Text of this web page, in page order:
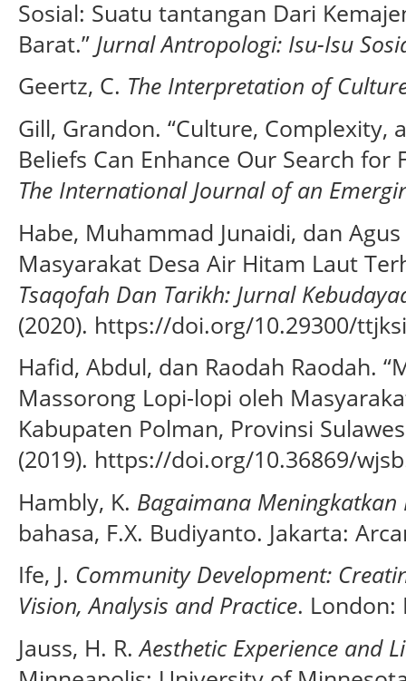
Sosial: Suatu tantangan Dari
Barat.” Jurnal Antropologi: Isu-Isu
Geertz, C. The Interpretation of
Gill, Grandon. “Culture, Complexity,
Beliefs Can Enhance Our Search for
The International Journal of an
Habe, Muhammad Junaidi, dan
Masyarakat Desa Air Hitam Laut
Tsaqofah Dan Tarikh: Jurnal
(2020). https://doi.org/10.29300/
Hafid, Abdul, dan Raodah Raodah.
Massorong Lopi-lopi oleh
Kabupaten Polman, Provinsi
(2019). https://doi.org/10.36869/
Hambly, K. Bagaimana Meningkatkan
bahasa, F.X. Budiyanto. Jakarta:
Ife, J. Community Development:
Vision, Analysis and Practice. London:
Jauss, H. R.Aesthetic Experience and